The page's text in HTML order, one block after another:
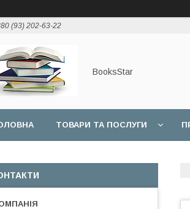
(93) 202-63-22
BooksStar
ТОВАРИ ТА ПОСЛУГИ